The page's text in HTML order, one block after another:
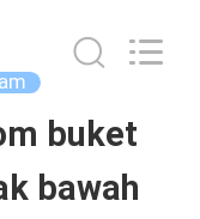
buket
bawah